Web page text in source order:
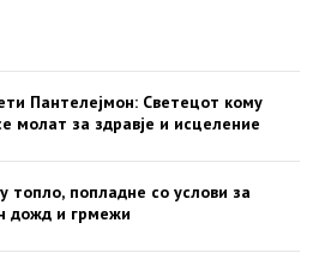
Пантелејмон: Светецот кому
молат за здравје и исцеление
топло, попладне со услови за
дожд и грмежи